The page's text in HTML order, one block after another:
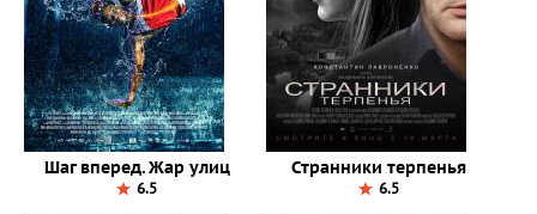
Шаг вперед. Жар улиц
6.5
Странники терпенья
6.5